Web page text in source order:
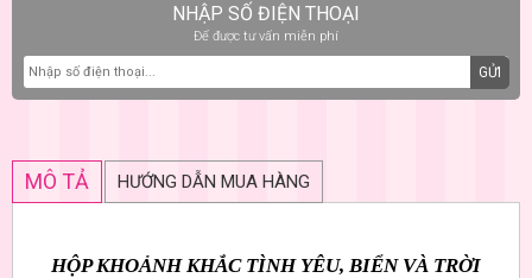
NHẬP SỐ ĐIỆN THOẠI
Để được tư vấn miễn phí
GỬI
MÔ TẢ HƯỚNG DẪN MUA HÀNG
HỘP KHOẢNH KHẮC TÌNH YÊU, BIỂN VÀ TRỜI